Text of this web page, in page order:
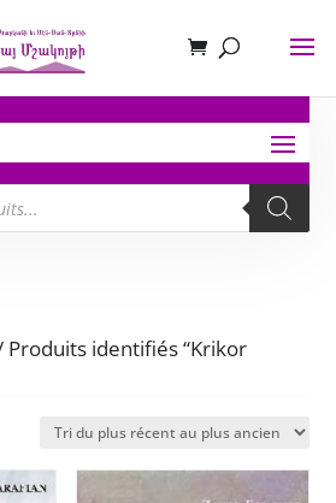
Produits identifiés “Krikor